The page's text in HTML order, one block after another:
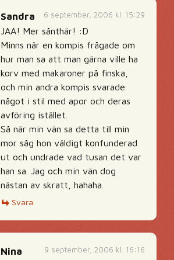
6 september, 2006 kl. 15:29
Sandra
JAA! Mer sånthär! :D
Minns när en kompis frågade om
hur man sa att man gärna ville ha
korv med makaroner på finska,
och min andra kompis svarade
något i stil med apor och deras
avföring istället.
Så när min vän sa detta till min
mor såg hon väldigt konfunderad
ut och undrade vad tusan det var
han sa. Jag och min vän dog
nästan av skratt, hahaha.
Svara
9 september, 2006 kl. 16:16
Nina